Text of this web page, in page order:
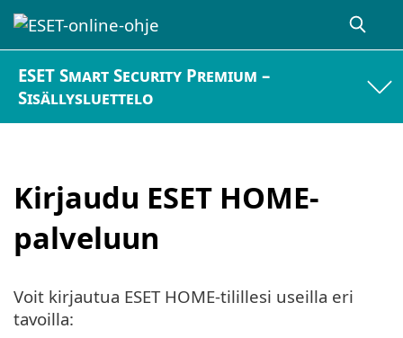
ESET Smart Security Premium –
Sisällysluettelo
Kirjaudu ESET HOME-
palveluun
Voit kirjautua ESET HOME-tilillesi useilla eri
tavoilla: